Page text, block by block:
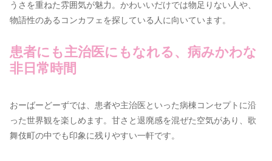
うさを重ねた雰囲気が魅力。かわいいだけでは物足りない人や、
物語性のあるコンカフェを探している人に向いています。
患者にも主治医にもなれる、病みかわな
非日常時間
おーばーどーずでは、患者や主治医といった病棟コンセプトに沿
った世界観を楽しめます。甘さと退廃感を混ぜた空気があり、歌
舞伎町の中でも印象に残りやすい一軒です。